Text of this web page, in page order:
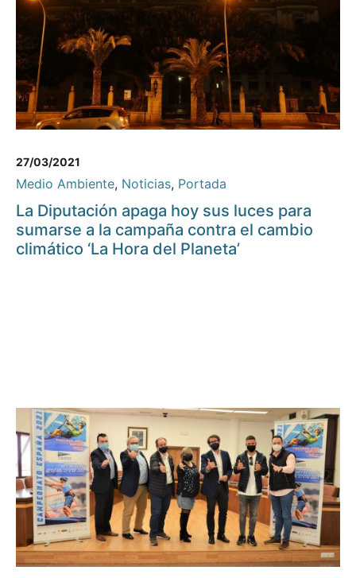
27/03/2021
Medio Ambiente, Noticias, Portada
La Diputación apaga hoy sus luces para
sumarse a la campaña contra el cambio
climático ‘La Hora del Planeta’